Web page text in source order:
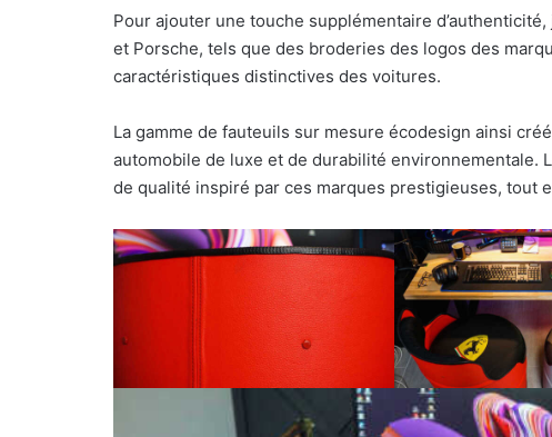
Pour ajouter une touche supplémentaire
et Porsche, tels que des broderies des logos des
caractéristiques distinctives des voitures.
La gamme de fauteuils sur mesure écodesign ainsi
automobile de luxe et de durabilité environnementale.
de qualité inspiré par ces marques prestigieuses, tout